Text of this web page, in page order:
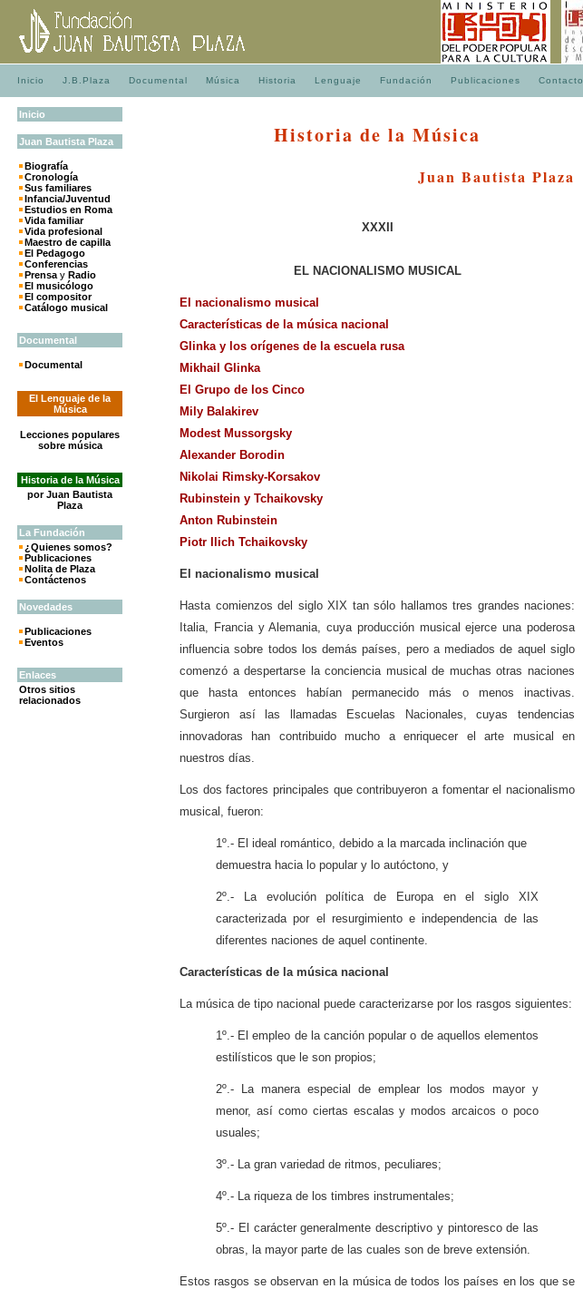
Inicio J.B.Plaza Documental Música Historia Lenguaje Fundación Publicaciones Contacto
Inicio
Juan Bautista Plaza
Biografía
Cronología
Sus familiares
Infancia/Juventud
Estudios en Roma
Vida familiar
Vida profesional
Maestro de capilla
El Pedagogo
Conferencias
Prensa y Radio
El musicólogo
El compositor
Catálogo musical
Documental
Documental
El Lenguaje de la
Música
Lecciones populares
sobre música
Historia de la Música
por Juan Bautista
Plaza
La Fundación
¿Quienes somos?
Publicaciones
Nolita de Plaza
Contáctenos
Novedades
Publicaciones
Eventos
Enlaces
Otros sitios
relacionados
Historia de la Música
Juan Bautista Plaza
XXXII
EL NACIONALISMO MUSICAL
El nacionalismo musical
Características de la música nacional
Glinka y los orígenes de la escuela rusa
Mikhail Glinka
El Grupo de los Cinco
Mily Balakirev
Modest Mussorgsky
Alexander Borodin
Nikolai Rimsky-Korsakov
Rubinstein y Tchaikovsky
Anton Rubinstein
Piotr Ilich Tchaikovsky
El nacionalismo musical
Hasta comienzos del siglo XIX tan sólo hallamos tres grandes naciones:
Italia, Francia y Alemania, cuya producción musical ejerce una poderosa
influencia sobre todos los demás países, pero a mediados de aquel siglo
comenzó a despertarse la conciencia musical de muchas otras naciones
que hasta entonces habían permanecido más o menos inactivas.
Surgieron así las llamadas Escuelas Nacionales, cuyas tendencias
innovadoras han contribuido mucho a enriquecer el arte musical en
nuestros días.
Los dos factores principales que contribuyeron a fomentar el nacionalismo
musical, fueron:
1º.- El ideal romántico, debido a la marcada inclinación que
demuestra hacia lo popular y lo autóctono, y
2º.- La evolución política de Europa en el siglo XIX
caracterizada por el resurgimiento e independencia de las
diferentes naciones de aquel continente.
Características de la música nacional
La música de tipo nacional puede caracterizarse por los rasgos siguientes:
1º.- El empleo de la canción popular o de aquellos elementos
estilísticos que le son propios;
2º.- La manera especial de emplear los modos mayor y
menor, así como ciertas escalas y modos arcaicos o poco
usuales;
3º.- La gran variedad de ritmos, peculiares;
4º.- La riqueza de los timbres instrumentales;
5º.- El carácter generalmente descriptivo y pintoresco de las
obras, la mayor parte de las cuales son de breve extensión.
Estos rasgos se observan en la música de todos los países en los que se